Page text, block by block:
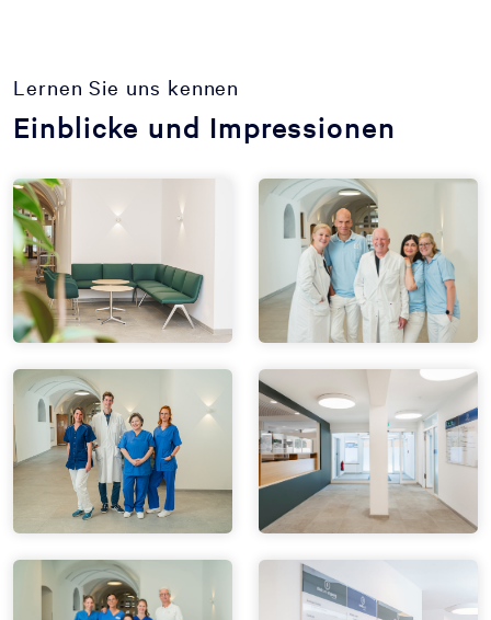
Lernen Sie uns kennen
Einblicke und Impressionen